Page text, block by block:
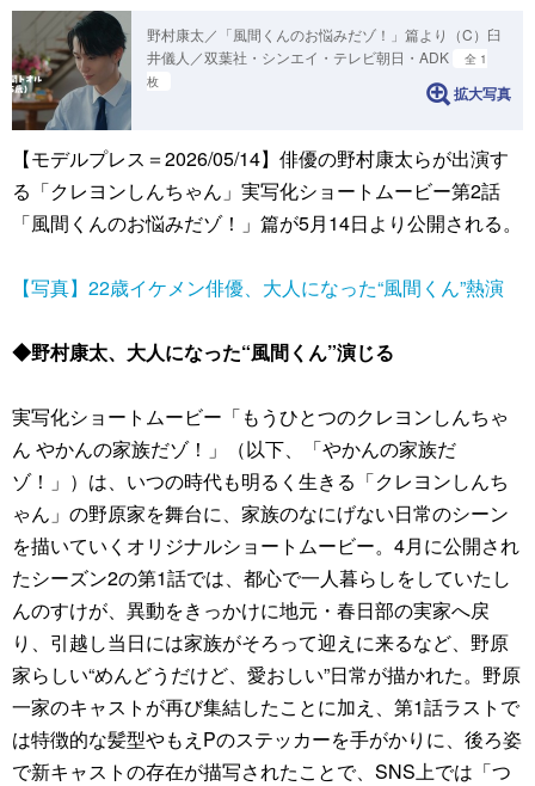
野村康太／「風間くんのお悩みだゾ！」篇より（C）臼
井儀人／双葉社・シンエイ・テレビ朝日・ADK
全 1
枚
拡大写真
【モデルプレス＝2026/05/14】俳優の野村康太らが出演す
る「クレヨンしんちゃん」実写化ショートムービー第2話
「風間くんのお悩みだゾ！」篇が5月14日より公開される。
【写真】22歳イケメン俳優、大人になった“風間くん”熱演
◆野村康太、大人になった“風間くん”演じる
実写化ショートムービー「もうひとつのクレヨンしんちゃ
ん やかんの家族だゾ！」（以下、「やかんの家族だ
ゾ！」）は、いつの時代も明るく生きる「クレヨンしんち
ゃん」の野原家を舞台に、家族のなにげない日常のシーン
を描いていくオリジナルショートムービー。4月に公開され
たシーズン2の第1話では、都心で一人暮らしをしていたし
んのすけが、異動をきっかけに地元・春日部の実家へ戻
り、引越し当日には家族がそろって迎えに来るなど、野原
家らしい“めんどうだけど、愛おしい”日常が描かれた。野原
一家のキャストが再び集結したことに加え、第1話ラストで
は特徴的な髪型やもえPのステッカーを手がかりに、後ろ姿
で新キャストの存在が描写されたことで、SNS上では「つ